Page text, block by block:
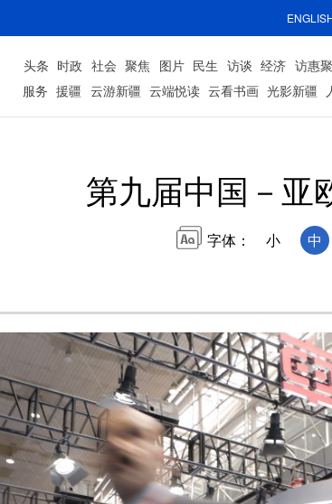
头条 时政 社会 聚焦 图片 民生 访谈 经济 访惠聚
服务 援疆 云游新疆 云端悦读 云看书画 光影新疆
第九届中国－亚
字体： 小 中